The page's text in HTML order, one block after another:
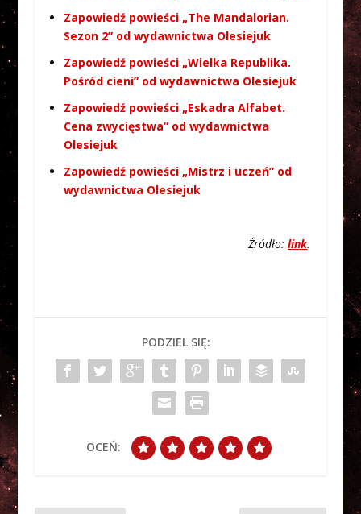
Zapowiedź powieści „The Mandalorian.
Sezon 2” od wydawnictwa Olesiejuk
Zapowiedź powieści „Wielka Republika.
Pośród cieni” od wydawnictwa Olesiejuk
Zapowiedź powieści „Eskadra Alfabet.
Cena zwycięstwa” od wydawnictwa
Olesiejuk
Zapowiedź powieści „Mistrz i uczeń” od
wydawnictwa Olesiejuk
Źródło:link.
PODZIEL SIĘ:
OCEŃ: